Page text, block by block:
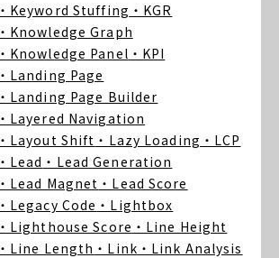
・Keyword Stuffing ・KGR
・Knowledge Graph
・Knowledge Panel ・KPI
・Landing Page
・Landing Page Builder
・Layered Navigation
・Layout Shift ・Lazy Loading ・LCP
・Lead ・Lead Generation
・Lead Magnet ・Lead Score
・Legacy Code ・Lightbox
・Lighthouse Score ・Line Height
・Line Length ・Link ・Link Analysis